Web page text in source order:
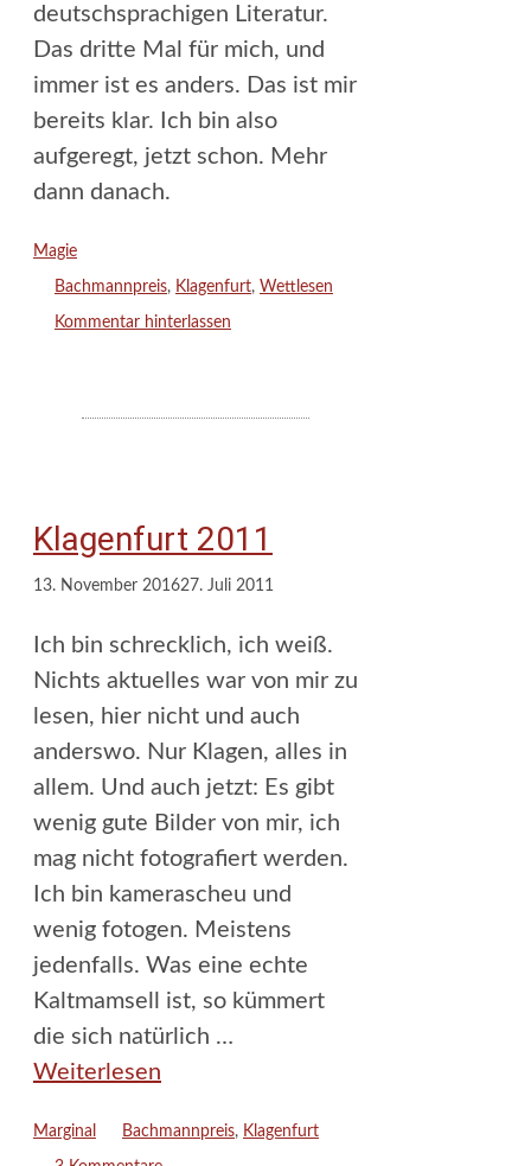
deutschsprachigen Literatur.
Das dritte Mal für mich, und
immer ist es anders. Das ist mir
bereits klar. Ich bin also
aufgeregt, jetzt schon. Mehr
dann danach.
Kategorien
Magie
Schlagwörter
Bachmannpreis, Klagenfurt, Wettlesen
Kommentar hinterlassen
Klagenfurt 2011
13. November 201627. Juli 2011
Ich bin schrecklich, ich weiß.
Nichts aktuelles war von mir zu
lesen, hier nicht und auch
anderswo. Nur Klagen, alles in
allem. Und auch jetzt: Es gibt
wenig gute Bilder von mir, ich
mag nicht fotografiert werden.
Ich bin kamerascheu und
wenig fotogen. Meistens
jedenfalls. Was eine echte
Kaltmamsell ist, so kümmert
die sich natürlich …
Weiterlesen
Kategorien
Marginal Schlagwörter
Bachmannpreis, Klagenfurt